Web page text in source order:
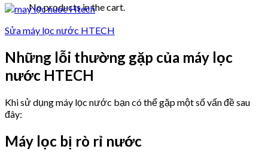
No products in the cart.
Sửa máy lọc nước HTECH
Những lỗi thường gặp của máy lọc
nước HTECH
Khi sử dụng máy lọc nước bạn có thể gặp một số vấn đề sau
đây:
Máy lọc bị rò rỉ nước